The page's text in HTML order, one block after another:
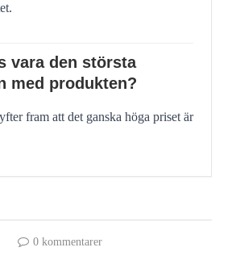
vara den största
med produkten?
fram att det ganska höga priset är
0 kommentarer